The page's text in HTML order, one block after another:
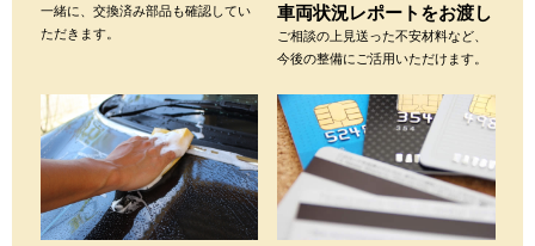
一緒に、交換済み部品も確認してい
ただきます。
車両状況レポートをお渡し
ご相談の上見送った不安材料など、
今後の整備にご活用いただけます。